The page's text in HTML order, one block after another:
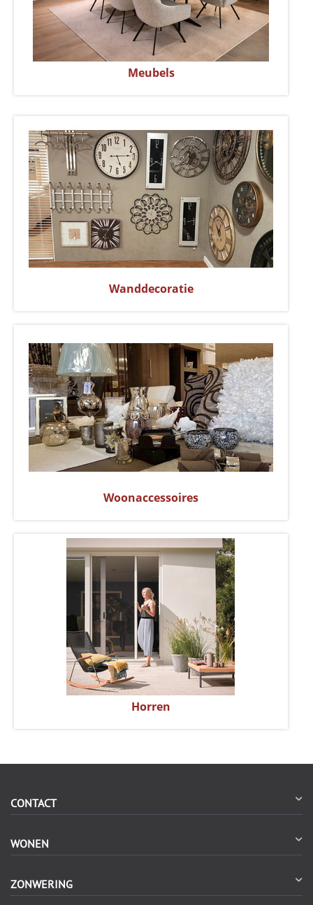
Meubels
Wanddecoratie
Woonaccessoires
Horren
CONTACT
WONEN
ZONWERING